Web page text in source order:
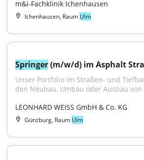
m&i-Fachklinik Ichenhausen
Ichenhausen, Raum Ulm
Springer (m/w/d) im Asphalt
Unser Portfolio im Straßen- und
den Neubau, Umbau oder Ausbau
LEONHARD WEISS GmbH & Co. KG
Günzburg, Raum Ulm